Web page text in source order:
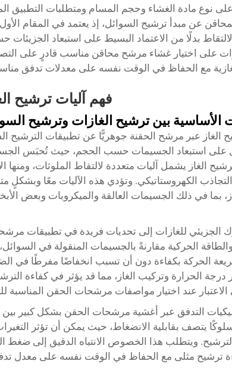
نوع مادة الغشاء وحجم المسام ومتطلبات التطبيق
عن مبدأ ترشيح السوائل، إذ يعتمد في المقام الأول
بدلًا من الاعتماد البسيط على استبعاد
على اختيار غشاء مرشح محاقن مناسب قادرٍ على
مع الحفاظ في الوقت نفسه على معدلات تدفق
فهم آليات ترشيح
الأساسية بين ترشيح الغازات وترشيح
الغاز عبر مرشح الحقنة جوهريًّا عن تطبيقات الترشيح
على استبعاد الجسيمات حسب الحجم، حيث تُحبَس
الغاز يشمل آليات متعددة لالتقاط الملوثات، ومنها
الكهروستاتيكي. وتؤدي هذه الآليات معًا وبشكلٍ
بما في ذلك الجسيمات العالقة والميكروبات وبعض
الجزيئي للغازات إلى تحديات فريدة في تطبيقات
الحركية مقارنةً بالجسيمات المنقولة في
الحركة بكفاءة دون أن تسبب انخفاضًا مفرطًا في
درجة الحرارة وتركيب الغاز، مما قد يؤثر في كفاءة
الاعتبار عند اختيار مواصفات مرشحات الحقن المناسبة
التدفق عبر أغشية مرشحات الحقن بشكل كبير بين
يتصف بقابلية الانضغاط، حيث يمكن أن تؤثر
الترشيح. ويتطلب هذا الخصوص الانتباه الدقيق إلى ضغط
ترشيح مثلى مع الحفاظ في الوقت نفسه على معدل